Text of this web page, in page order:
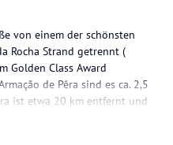
von einem der schönsten
Rocha Strand getrennt (
Golden Class Award
de Pêra sind es ca. 2,5
ist etwa 20 km entfernt und
Zum Flughafen Faro sind es